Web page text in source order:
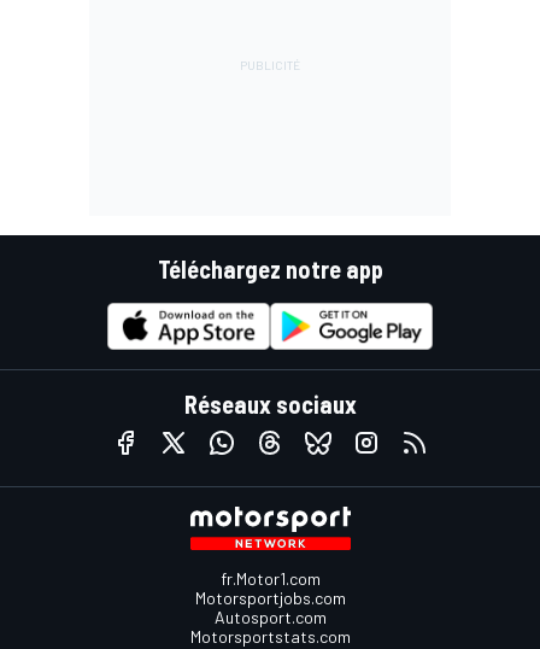
Téléchargez notre app
Réseaux sociaux
fr.Motor1.com
Motorsportjobs.com
Autosport.com
Motorsportstats.com